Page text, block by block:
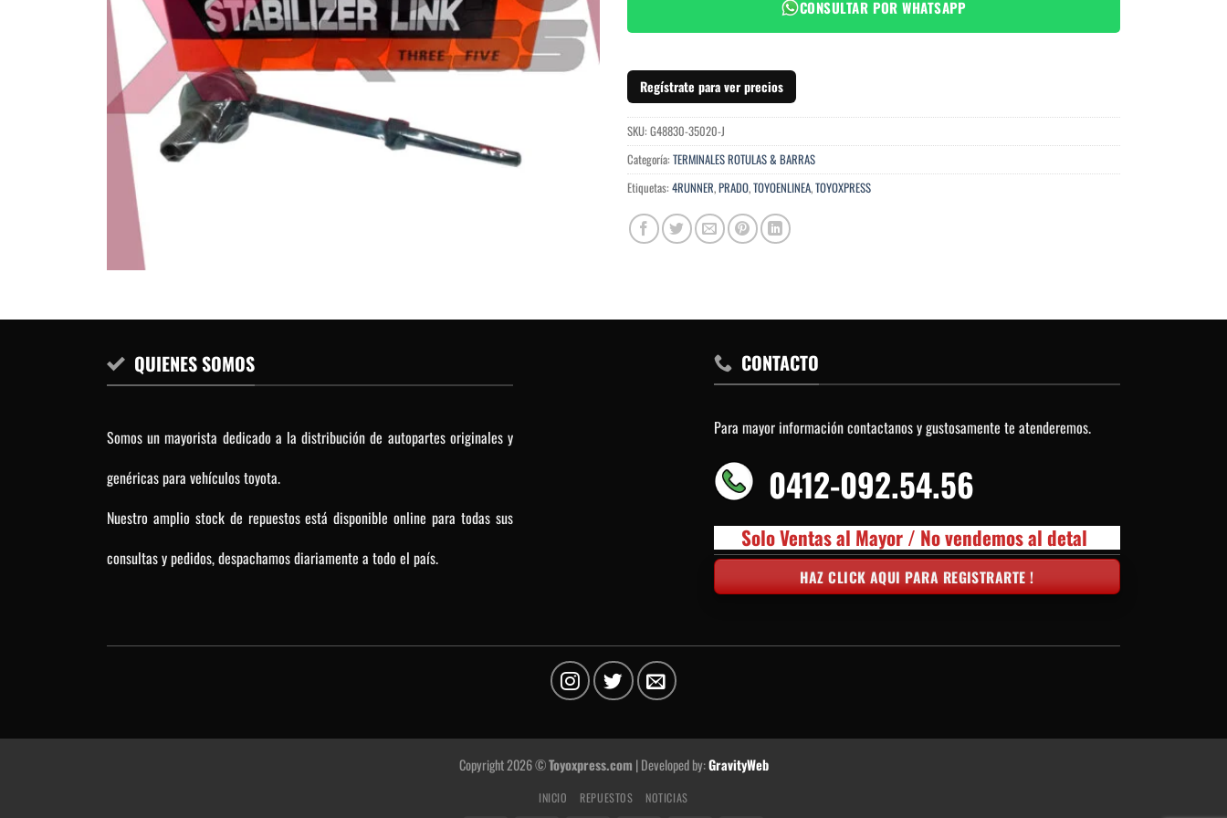
CONSULTAR POR WHATSAPP
Regístrate para ver precios
SKU: G48830-35020-J
Categoría: TERMINALES ROTULAS & BARRAS
Etiquetas: 4RUNNER,PRADO,TOYOENLINEA,TOYOXPRESS
QUIENES SOMOS
Somos un mayorista dedicado a la distribución de autopartes originales y
genéricas para vehículos toyota.
Nuestro amplio stock de repuestos está disponible online para todas sus
consultas y pedidos, despachamos diariamente a todo el país.
CONTACTO
Para mayor información contactanos y gustosamente te atenderemos.
0412-092.54.56
Solo Ventas al Mayor / No vendemos al detal
HAZ CLICK AQUI PARA REGISTRARTE !
Copyright 2026 ©Toyoxpress.com | Developed by:GravityWeb
INICIO REPUESTOS NOTICIAS